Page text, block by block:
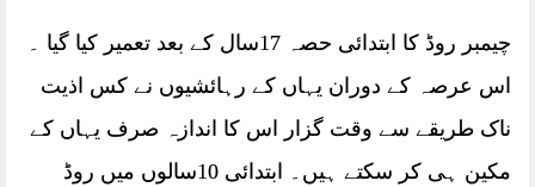
چیمبر روڈ کا ابتدائی حصہ 17سال کے بعد تعمیر کیا گیا ۔
اس عرصہ کے دوران یہاں کے رہائشیوں نے کس اذیت
ناک طریقے سے وقت گزار اس کا اندازہ صرف یہاں کے
مکین ہی کر سکتے ہیں۔ ابتدائی 10سالوں میں روڈ